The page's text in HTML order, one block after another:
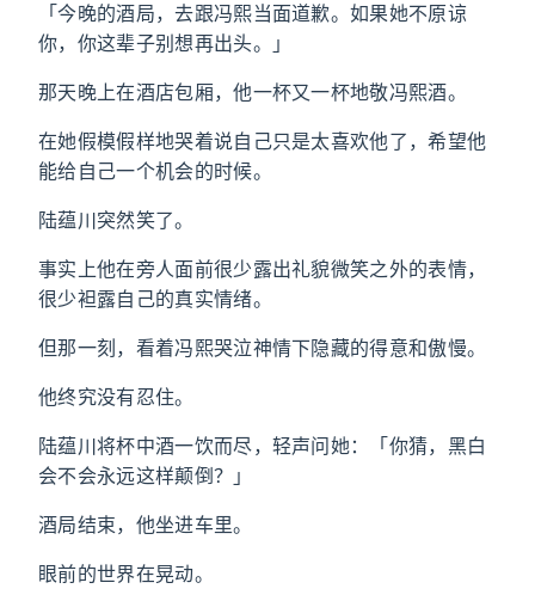
「今晚的酒局，去跟冯熙当面道歉。如果她不原谅
你，你这辈子别想再出头。」
那天晚上在酒店包厢，他一杯又一杯地敬冯熙酒。
在她假模假样地哭着说自己只是太喜欢他了，希望他
能给自己一个机会的时候。
陆蕴川突然笑了。
事实上他在旁人面前很少露出礼貌微笑之外的表情，
很少袒露自己的真实情绪。
但那一刻，看着冯熙哭泣神情下隐藏的得意和傲慢。
他终究没有忍住。
陆蕴川将杯中酒一饮而尽，轻声问她：「你猜，黑白
会不会永远这样颠倒？」
酒局结束，他坐进车里。
眼前的世界在晃动。